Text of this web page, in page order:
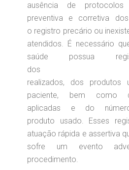
ausência de protocolos
preventiva e corretiva
o registro precário ou
atendidos. É necessário
saúde possua
dos
realizados, dos produtos
paciente, bem como
aplicadas e do
produto usado. Esses
atuação rápida e assertiva
sofre um evento
procedimento.